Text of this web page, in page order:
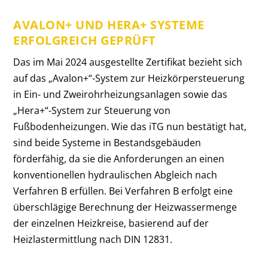
AVALON+ UND HERA+ SYSTEME
ERFOLGREICH GEPRÜFT
Das im Mai 2024 ausgestellte Zertifikat bezieht sich
auf das „Avalon+“-System zur Heizkörpersteuerung
in Ein- und Zweirohrheizungsanlagen sowie das
„Hera+“-System zur Steuerung von
Fußbodenheizungen. Wie das iTG nun bestätigt hat,
sind beide Systeme in Bestandsgebäuden
förderfähig, da sie die Anforderungen an einen
konventionellen hydraulischen Abgleich nach
Verfahren B erfüllen. Bei Verfahren B erfolgt eine
überschlägige Berechnung der Heizwassermenge
der einzelnen Heizkreise, basierend auf der
Heizlastermittlung nach DIN 12831.